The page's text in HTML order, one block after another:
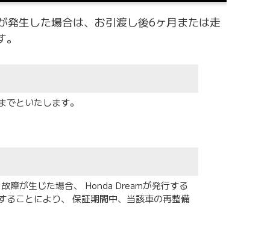
生した場合は、お引渡し後6ヶ月または走
といたします。
障が生じた場合、 Honda Dreamが発行する
ることにより、 保証期間中、当該車の再整備